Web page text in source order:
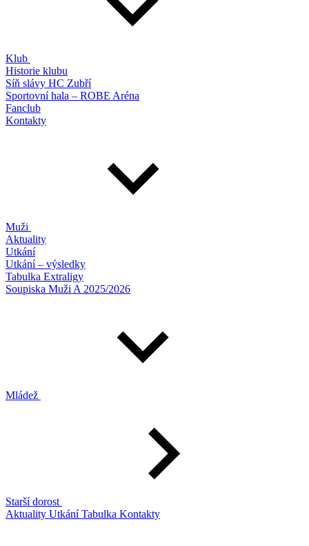
Klub
Historie klubu
Síň slávy HC Zubří
Sportovní hala – ROBE Aréna
Fanclub
Kontakty
Muži
Aktuality
Utkání
Utkání – výsledky
Tabulka Extraligy
Soupiska Muži A 2025/2026
Mládež
Starší dorost
Aktuality UtkáníTabulka Kontakty